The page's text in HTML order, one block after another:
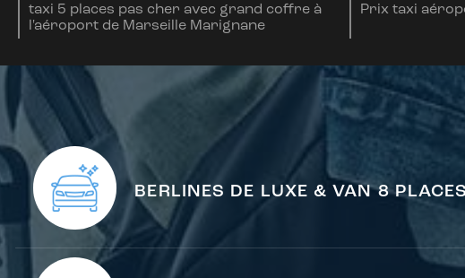
taxi 5 places pas cher avec grand coffre à
l'aéroport de Marseille Marignane
Prix taxi
BERLINES DE LUXE & VAN 8